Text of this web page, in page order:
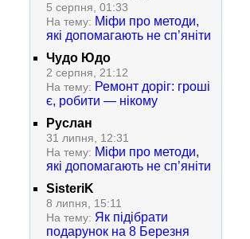
5 серпня, 01:33
На тему: Міфи про методи,
які допомагають не сп’яніти
Чудо Юдо
2 серпня, 21:12
На тему: Ремонт доріг: гроші
є, робити — нікому
Руслан
31 липня, 12:31
На тему: Міфи про методи,
які допомагають не сп’яніти
SisteriK
8 липня, 15:11
На тему: Як підібрати
подарунок на 8 Березня